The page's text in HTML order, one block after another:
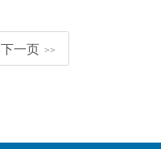
下一页 >>